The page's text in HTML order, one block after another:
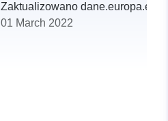
Zaktualizowano dane.europa.eu:
01 March 2022